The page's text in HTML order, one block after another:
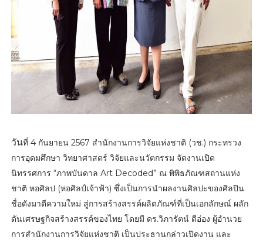
วันที่ 4 กันยายน 2567 สำนักงานการวิจัยแห่งชาติ (วช.) กระทรวง
การอุดมศึกษา วิทยาศาสตร์ วิจัยและนวัตกรรม จัดงานเปิด
นิทรรศการ “ภาพบันดาล Art Decoded” ณ พิพิธภัณฑสถานแห่ง
ชาติ หอศิลป (หอศิลป์เจ้าฟ้า) ซึ่งเป็นการนำผลงานศิลปะของศิลปิน
ชื่อดังมาตีความใหม่ สู่การสร้างสรรค์ผลิตภัณฑ์ที่เป็นเอกลักษณ์ ผลัก
ดันเศรษฐกิจสร้างสรรค์ของไทย โดยมี ดร.วิภารัตน์ ดีอ่อง ผู้อำนวย
การสำนักงานการวิจัยแห่งชาติ เป็นประธานกล่าวเปิดงาน และ